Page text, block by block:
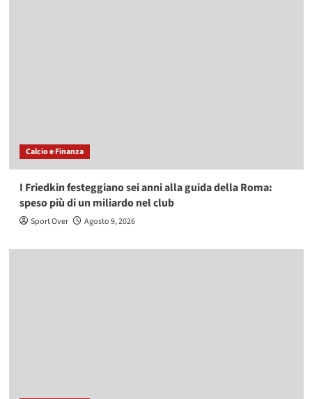
Calcio e Finanza
I Friedkin festeggiano sei anni alla guida della Roma:
speso più di un miliardo nel club
Sport Over Agosto 9, 2026